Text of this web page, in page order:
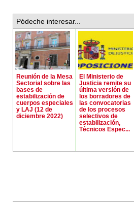
Pódeche interesar...
Reunión de la Mesa
Sectorial sobre las
bases de
estabilización de
cuerpos especiales
y LAJ (12 de
diciembre 2022)
El Ministerio de
Justicia remite su
última versión de
los borradores de
las convocatorias
de los procesos
selectivos de
estabilización,
Técnicos Espec...